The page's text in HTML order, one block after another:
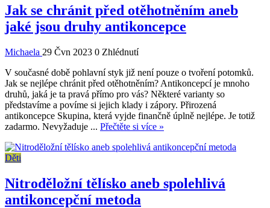
Jak se chránit před otěhotněním aneb
jaké jsou druhy antikoncepce
Michaela 29 Čvn 2023 0 Zhlédnutí
V současné době pohlavní styk již není pouze o tvoření potomků.
Jak se nejlépe chránit před otěhotněním? Antikoncepcí je mnoho
druhů, jaká je ta pravá přímo pro vás? Některé varianty so
představíme a povíme si jejich klady i zápory. Přirozená
antikoncepce Skupina, která vyjde finančně úplně nejlépe. Je totiž
zadarmo. Nevyžaduje ... Přečtěte si více »
Děti
Nitroděložní tělísko aneb spolehlivá
antikoncepční metoda